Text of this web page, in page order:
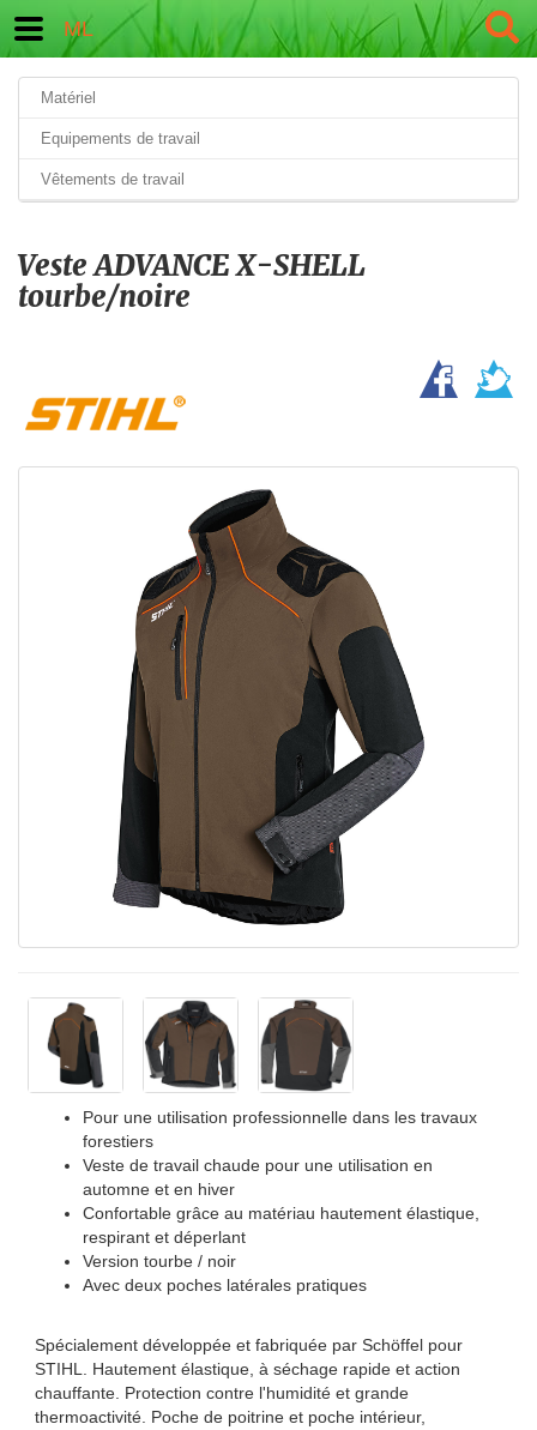
ML
Matériel
Equipements de travail
Vêtements de travail
Veste ADVANCE X-SHELL
tourbe/noire
Pour une utilisation professionnelle dans les travaux
forestiers
Veste de travail chaude pour une utilisation en
automne et en hiver
Confortable grâce au matériau hautement élastique,
respirant et déperlant
Version tourbe / noir
Avec deux poches latérales pratiques
Spécialement développée et fabriquée par Schöffel pour
STIHL. Hautement élastique, à séchage rapide et action
chauffante. Protection contre l'humidité et grande
thermoactivité. Poche de poitrine et poche intérieur,